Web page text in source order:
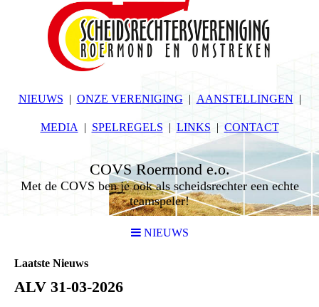
NIEUWS ONZE VERENIGING AANSTELLINGEN
MEDIA SPELREGELS LINKS CONTACT
COVS Roermond e.o.
Met de COVS ben je ook als scheidsrechter een echte
teamspeler!
NIEUWS
Laatste Nieuws
ALV 31-03-2026